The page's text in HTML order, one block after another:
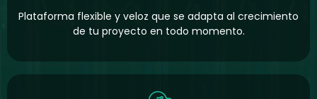
Plataforma flexible y veloz que se adapta al crecimiento
de tu proyecto en todo momento.